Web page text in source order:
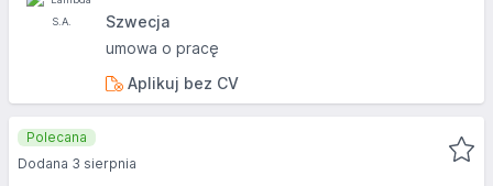
Szwecja
umowa o pracę
Aplikuj bez CV
Polecana
Dodana 3 sierpnia